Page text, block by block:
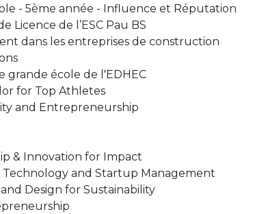
- 5ème année - Influence et Réputation
Licence de l’ESC Pau BS
dans les entreprises de construction
grande école de l'EDHEC
for Top Athletes
and Entrepreneurship
& Innovation for Impact
Technology and Startup Management
Design for Sustainability